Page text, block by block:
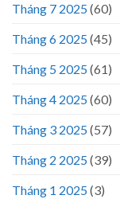
Tháng 7 2025(60)
Tháng 6 2025(45)
Tháng 5 2025(61)
Tháng 4 2025(60)
Tháng 3 2025(57)
Tháng 2 2025(39)
Tháng 1 2025(3)